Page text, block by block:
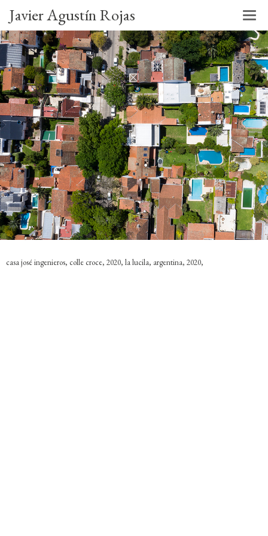
Javier Agustín Rojas
casa josé ingenieros, colle croce, 2020, la lucila, argentina, 2020,